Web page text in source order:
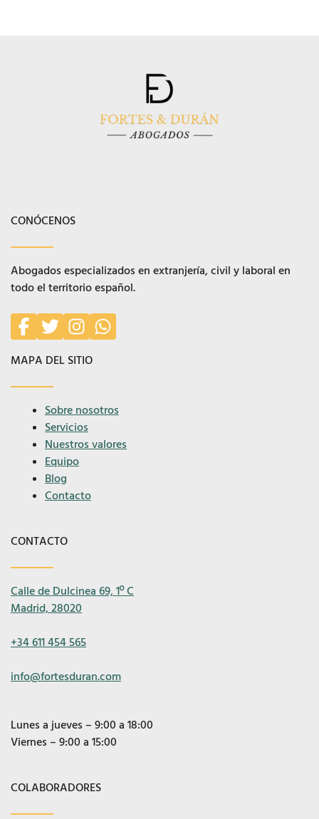
CONÓCENOS
Abogados especializados en extranjería, civil y laboral en
todo el territorio español.
MAPA DEL SITIO
Sobre nosotros
Servicios
Nuestros valores
Equipo
Blog
Contacto
CONTACTO
Calle de Dulcinea 69, 1º C
Madrid, 28020
+34 611 454 565
info@fortesduran.com
Lunes a jueves – 9:00 a 18:00
Viernes – 9:00 a 15:00
COLABORADORES